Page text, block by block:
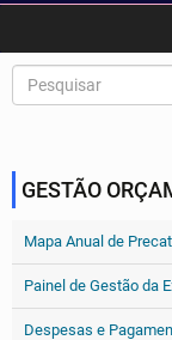
GESTÃO
Mapa Anual de
Painel de Gestão da
Despesas e